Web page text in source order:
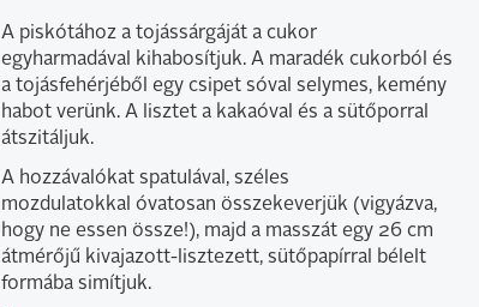
A piskótához a tojássárgáját a cukor
egyharmadával kihabosítjuk. A maradék cukorból és
a tojásfehérjéből egy csipet sóval selymes, kemény
habot verünk. A lisztet a kakaóval és a sütőporral
átszitáljuk.
A hozzávalókat spatulával, széles
mozdulatokkal óvatosan összekeverjük (vigyázva,
hogy ne essen össze!), majd a masszát egy 26 cm
átmérőjű kivajazott-lisztezett, sütőpapírral bélelt
formába simítjuk.